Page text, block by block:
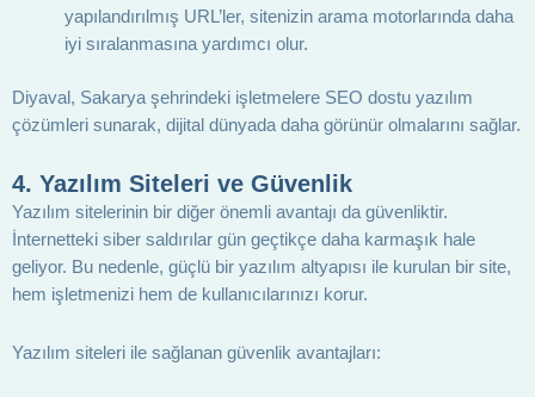
yapılandırılmış URL’ler, sitenizin arama motorlarında daha
iyi sıralanmasına yardımcı olur.
Diyaval, Sakarya şehrindeki işletmelere SEO dostu yazılım
çözümleri sunarak, dijital dünyada daha görünür olmalarını sağlar.
4. Yazılım Siteleri ve Güvenlik
Yazılım sitelerinin bir diğer önemli avantajı da güvenliktir.
İnternetteki siber saldırılar gün geçtikçe daha karmaşık hale
geliyor. Bu nedenle, güçlü bir yazılım altyapısı ile kurulan bir site,
hem işletmenizi hem de kullanıcılarınızı korur.
Yazılım siteleri ile sağlanan güvenlik avantajları: